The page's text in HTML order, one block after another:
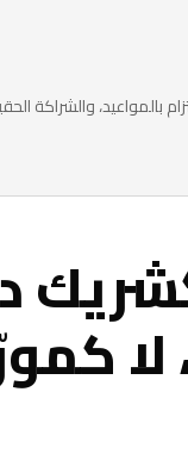
بالمواعيد، والشراكة